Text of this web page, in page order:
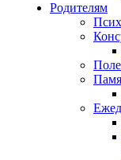
Родителям